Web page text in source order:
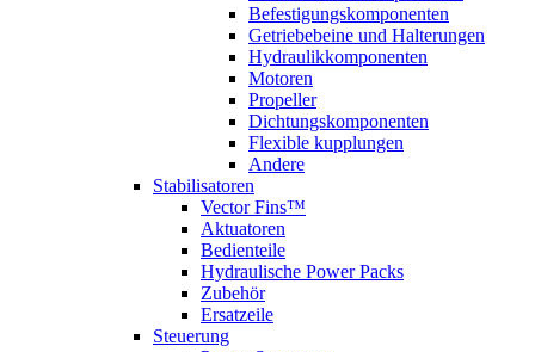
Befestigungskomponenten
Getriebebeine und Halterungen
Hydraulikkomponenten
Motoren
Propeller
Dichtungskomponenten
Flexible kupplungen
Andere
Stabilisatoren
Vector Fins™
Aktuatoren
Bedienteile
Hydraulische Power Packs
Zubehör
Ersatzeile
Steuerung